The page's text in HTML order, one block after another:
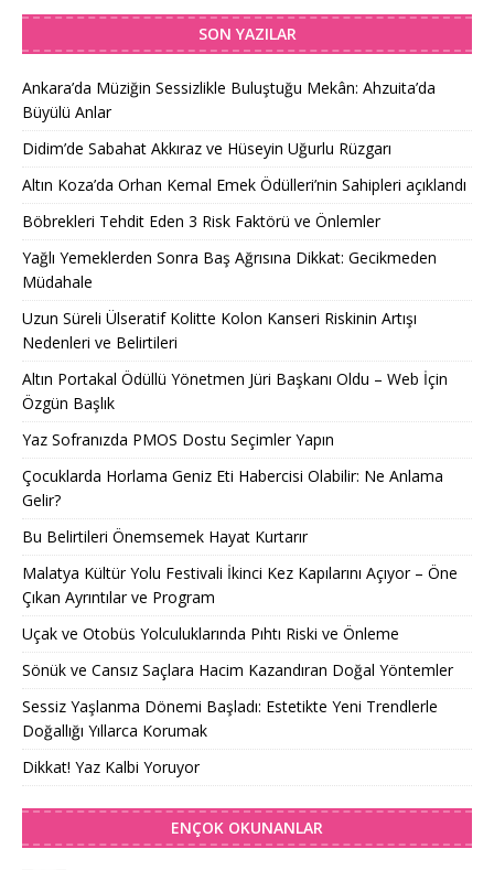
SON YAZILAR
Ankara’da Müziğin Sessizlikle Buluştuğu Mekân: Ahzuita’da
Büyülü Anlar
Didim’de Sabahat Akkıraz ve Hüseyin Uğurlu Rüzgarı
Altın Koza’da Orhan Kemal Emek Ödülleri’nin Sahipleri açıklandı
Böbrekleri Tehdit Eden 3 Risk Faktörü ve Önlemler
Yağlı Yemeklerden Sonra Baş Ağrısına Dikkat: Gecikmeden
Müdahale
Uzun Süreli Ülseratif Kolitte Kolon Kanseri Riskinin Artışı
Nedenleri ve Belirtileri
Altın Portakal Ödüllü Yönetmen Jüri Başkanı Oldu – Web İçin
Özgün Başlık
Yaz Sofranızda PMOS Dostu Seçimler Yapın
Çocuklarda Horlama Geniz Eti Habercisi Olabilir: Ne Anlama
Gelir?
Bu Belirtileri Önemsemek Hayat Kurtarır
Malatya Kültür Yolu Festivali İkinci Kez Kapılarını Açıyor – Öne
Çıkan Ayrıntılar ve Program
Uçak ve Otobüs Yolculuklarında Pıhtı Riski ve Önleme
Sönük ve Cansız Saçlara Hacim Kazandıran Doğal Yöntemler
Sessiz Yaşlanma Dönemi Başladı: Estetikte Yeni Trendlerle
Doğallığı Yıllarca Korumak
Dikkat! Yaz Kalbi Yoruyor
ENÇOK OKUNANLAR